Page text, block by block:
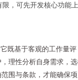
限，可先开发核心功能
既基于客观的工作量评
理性分析自身需求，
围与条款，才能确保